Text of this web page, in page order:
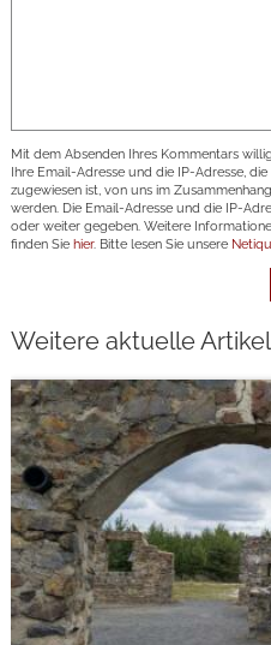
Mit dem Absenden Ihres Kommentars
Ihre Email-Adresse und die IP-Adresse,
zugewiesen ist, von uns im
werden. Die Email-Adresse und die IP-
oder weiter gegeben. Weitere
finden Sie hier. Bitte lesen Sie unsere
Weitere aktuelle Artikel